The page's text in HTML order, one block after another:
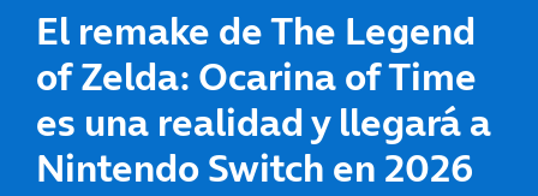
El remake de The Legend
of Zelda: Ocarina of Time
es una realidad y llegará a
Nintendo Switch en 2026